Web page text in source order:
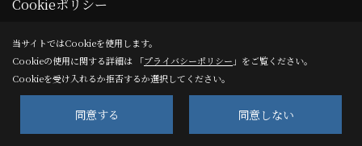
もちろんご参加いただけます。キッズスペースもございま
すので、どうぞご利用ください。
Cookieポリシー
当サイトではCookieを使用します。
Cookieの使用に関する詳細は 「プライバシーポリシー 」をご覧ください。
Cookieを受け入れるか拒否するか選択してください。
同意する 同意しない